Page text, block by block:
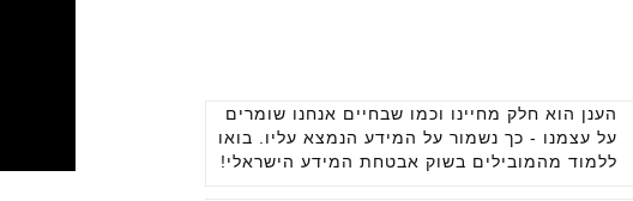
הענן הוא חלק מחיינו וכמו שבחיים אנחנו שומרים
על עצמנו - כך נשמור על המידע הנמצא עליו. בואו
ללמוד מהמובילים בשוק אבטחת המידע הישראלי!